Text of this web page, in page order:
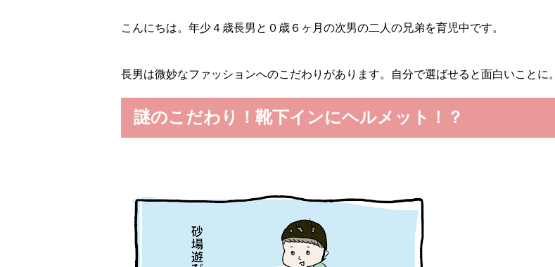
こんにちは。年少４歳長男と０歳６ヶ月の次男の二人の兄弟を育児中です。
長男は微妙なファッションへのこだわりがあります。自分で選ばせると面白いことに。
謎のこだわり！靴下インにヘルメット！？